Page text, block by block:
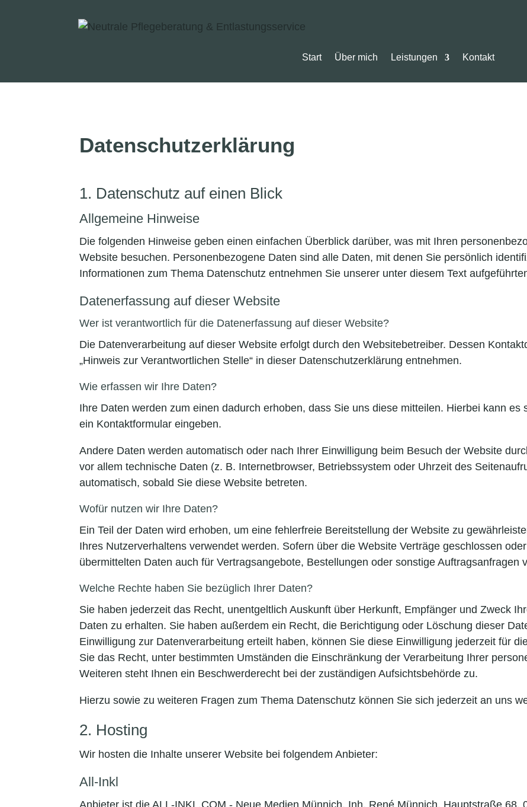
Start Über mich Leistungen Kontakt
Datenschutzerklärung
1. Datenschutz auf einen Blick
Allgemeine Hinweise
Die folgenden Hinweise geben einen einfachen Überblick darüber, was mit Ihren
Website besuchen. Personenbezogene Daten sind alle Daten, mit denen Sie persönlich
Informationen zum Thema Datenschutz entnehmen Sie unserer unter diesem Text
Datenerfassung auf dieser Website
Wer ist verantwortlich für die Datenerfassung auf dieser Website?
Die Datenverarbeitung auf dieser Website erfolgt durch den Websitebetreiber. Dessen
„Hinweis zur Verantwortlichen Stelle“ in dieser Datenschutzerklärung entnehmen.
Wie erfassen wir Ihre Daten?
Ihre Daten werden zum einen dadurch erhoben, dass Sie uns diese mitteilen. Hierbei kann es
ein Kontaktformular eingeben.
Andere Daten werden automatisch oder nach Ihrer Einwilligung beim Besuch der Website
vor allem technische Daten (z. B. Internetbrowser, Betriebssystem oder Uhrzeit des
automatisch, sobald Sie diese Website betreten.
Wofür nutzen wir Ihre Daten?
Ein Teil der Daten wird erhoben, um eine fehlerfreie Bereitstellung der Website zu
Ihres Nutzerverhaltens verwendet werden. Sofern über die Website Verträge geschlossen
übermittelten Daten auch für Vertragsangebote, Bestellungen oder sonstige Auftragsanfragen
Welche Rechte haben Sie bezüglich Ihrer Daten?
Sie haben jederzeit das Recht, unentgeltlich Auskunft über Herkunft, Empfänger und Zweck
Daten zu erhalten. Sie haben außerdem ein Recht, die Berichtigung oder Löschung dieser
Einwilligung zur Datenverarbeitung erteilt haben, können Sie diese Einwilligung jederzeit für
Sie das Recht, unter bestimmten Umständen die Einschränkung der Verarbeitung Ihrer
Weiteren steht Ihnen ein Beschwerderecht bei der zuständigen Aufsichtsbehörde zu.
Hierzu sowie zu weiteren Fragen zum Thema Datenschutz können Sie sich jederzeit an uns
2. Hosting
Wir hosten die Inhalte unserer Website bei folgendem Anbieter:
All-Inkl